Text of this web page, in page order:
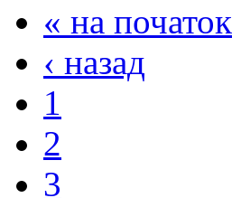
« на початок
‹ назад
1
2
3